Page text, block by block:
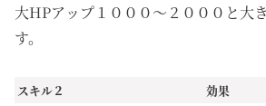
大HPアップ１０００～２０００と大
す。
スキル２ 効果